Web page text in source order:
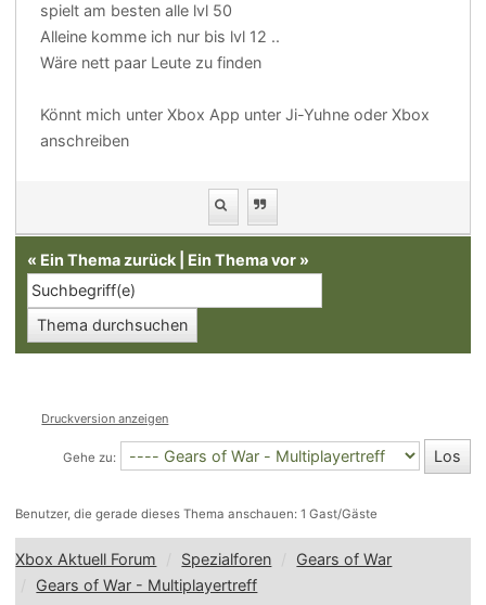
spielt am besten alle lvl 50
Alleine komme ich nur bis lvl 12 ..
Wäre nett paar Leute zu finden
Könnt mich unter Xbox App unter Ji-Yuhne oder Xbox
anschreiben
« Ein Thema zurück Ein Thema vor »
Druckversion anzeigen
Gehe zu:
Benutzer, die gerade dieses Thema anschauen: 1 Gast/Gäste
Xbox Aktuell Forum Spezialforen
Gears of War
Gears of War - Multiplayertreff